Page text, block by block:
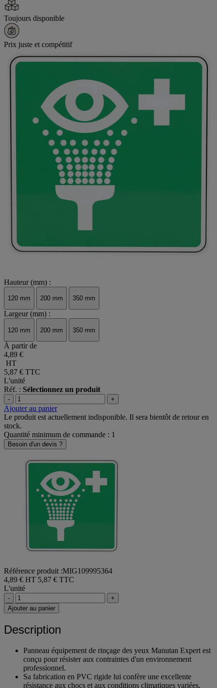
Toujours disponible
Prix juste et compétitif
Hauteur (mm) :
120 mm 200 mm 350 mm
Largeur (mm) :
120 mm 200 mm 350 mm
À partir de
4,89 €
HT
5,87 € TTC
L'unité
Réf. : Sélectionnez un produit
- +
Ajouter au panier
Le produit est actuellement indisponible. Il sera bientôt de retour en
stock.
Quantité minimum de commande : 1
Besoin d'un devis ?
Référence produit :MIG109995364
4,89 € HT 5,87 € TTC
L'unité
-
+
Ajouter au panier
Description
Panneau équipement de rinçage des yeux Manutan Expert est
conçu pour résister aux contraintes d'un environnement
professionnel.
Sa fabrication en PVC rigide lui confère une excellente
résistance aux chocs et aux conditions climatiques variées,